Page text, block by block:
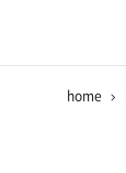
home